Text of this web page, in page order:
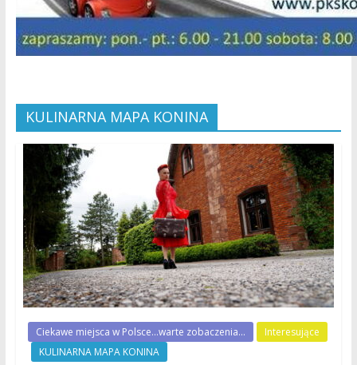
KULINARNA MAPA KONINA
Ciekawe miejsca w Polsce...warte zobaczenia...
Interesujące
KULINARNA MAPA KONINA